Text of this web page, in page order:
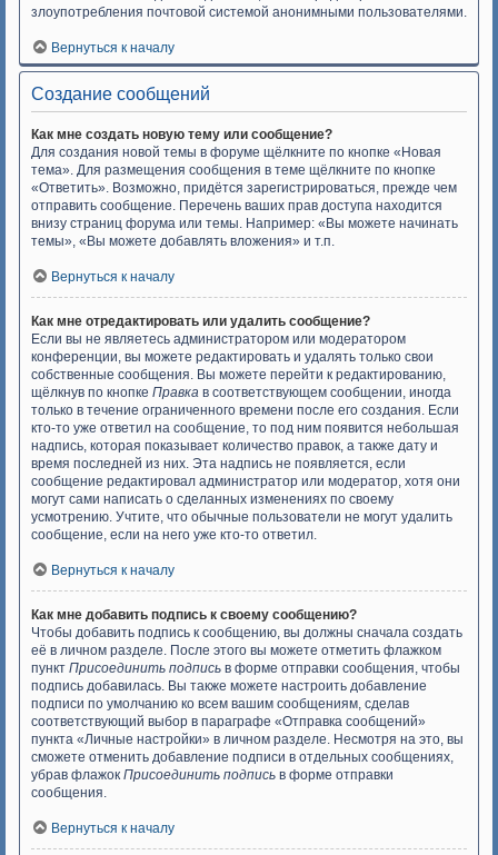
злоупотребления почтовой системой анонимными пользователями.
Вернуться к началу
Создание сообщений
Как мне создать новую тему или сообщение?
Для создания новой темы в форуме щёлкните по кнопке «Новая
тема». Для размещения сообщения в теме щёлкните по кнопке
«Ответить». Возможно, придётся зарегистрироваться, прежде чем
отправить сообщение. Перечень ваших прав доступа находится
внизу страниц форума или темы. Например: «Вы можете начинать
темы», «Вы можете добавлять вложения» и т.п.
Вернуться к началу
Как мне отредактировать или удалить сообщение?
Если вы не являетесь администратором или модератором
конференции, вы можете редактировать и удалять только свои
собственные сообщения. Вы можете перейти к редактированию,
щёлкнув по кнопке Правка в соответствующем сообщении, иногда
только в течение ограниченного времени после его создания. Если
кто-то уже ответил на сообщение, то под ним появится небольшая
надпись, которая показывает количество правок, а также дату и
время последней из них. Эта надпись не появляется, если
сообщение редактировал администратор или модератор, хотя они
могут сами написать о сделанных изменениях по своему
усмотрению. Учтите, что обычные пользователи не могут удалить
сообщение, если на него уже кто-то ответил.
Вернуться к началу
Как мне добавить подпись к своему сообщению?
Чтобы добавить подпись к сообщению, вы должны сначала создать
её в личном разделе. После этого вы можете отметить флажком
пункт Присоединить подпись в форме отправки сообщения, чтобы
подпись добавилась. Вы также можете настроить добавление
подписи по умолчанию ко всем вашим сообщениям, сделав
соответствующий выбор в параграфе «Отправка сообщений»
пункта «Личные настройки» в личном разделе. Несмотря на это, вы
сможете отменить добавление подписи в отдельных сообщениях,
убрав флажок Присоединить подпись в форме отправки
сообщения.
Вернуться к началу